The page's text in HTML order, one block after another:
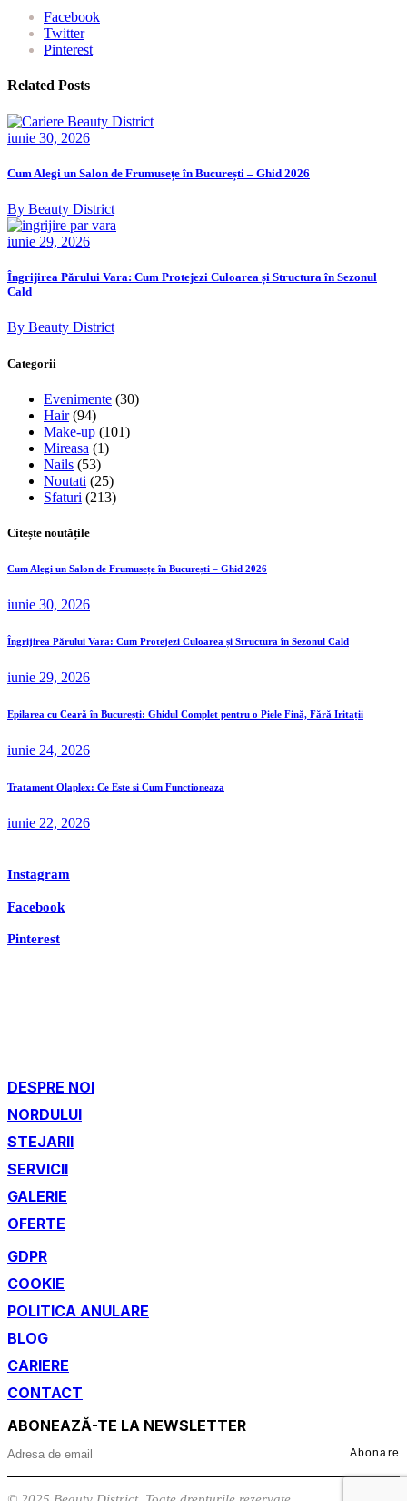
Facebook
Twitter
Pinterest
Related Posts
iunie 30, 2026
Cum Alegi un Salon de Frumusețe în București – Ghid 2026
By Beauty District
iunie 29, 2026
Îngrijirea Părului Vara: Cum Protejezi Culoarea și Structura în Sezonul
Cald
By Beauty District
Categorii
Evenimente (30)
Hair(94)
Make-up (101)
Mireasa (1)
Nails (53)
Noutati (25)
Sfaturi (213)
Citește noutățile
Cum Alegi un Salon de Frumusețe în București – Ghid 2026
iunie 30, 2026
Îngrijirea Părului Vara: Cum Protejezi Culoarea și Structura în Sezonul Cald
iunie 29, 2026
Epilarea cu Ceară în București: Ghidul Complet pentru o Piele Fină, Fără Iritații
iunie 24, 2026
Tratament Olaplex: Ce Este si Cum Functioneaza
iunie 22, 2026
Instagram
Facebook
Pinterest
DESPRE NOI
NORDULUI
STEJARII
SERVICII
GALERIE
OFERTE
GDPR
COOKIE
POLITICA ANULARE
BLOG
CARIERE
CONTACT
ABONEAZĂ-TE LA NEWSLETTER
Abonare